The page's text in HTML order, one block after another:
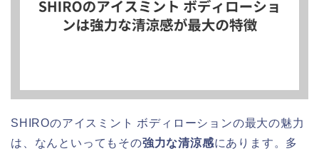
SHIROのアイスミント ボディローションの最大の魅力
は、なんといってもその強力な清涼感にあります。多